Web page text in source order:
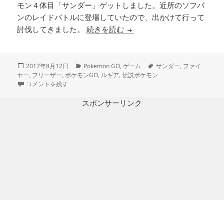
モン４体目「サンダー」ゲットしました。近所のソフバ
ンのレイドバトルに登場していたので、出かけて行って
討伐してきました。続きを読む ポケモンGO サンダー捕まえ
投
稿
日:
2017年8月12日
カ
テ
ー
Pokemon GO,ゲーム
タ
グ
サンダー, ファイ
ヤー, フリーザー,ポケモンGO, ルギア,伝説ポケモン
ポケモンGO サンダー捕まえた に
コメントを残す
スポンサーリンク